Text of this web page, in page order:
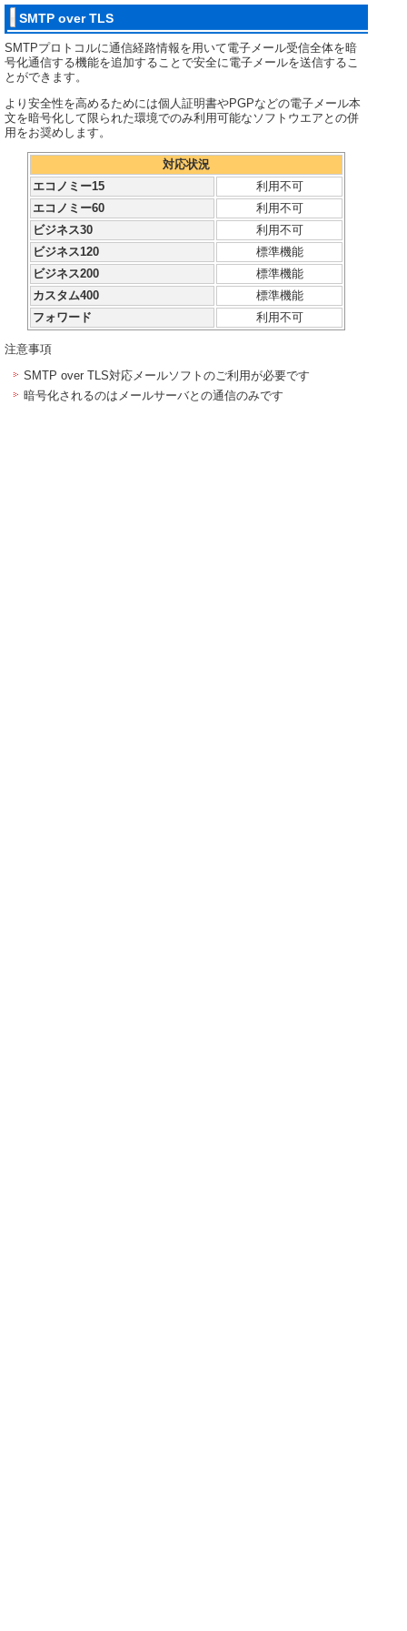
SMTP over TLS
SMTPプロトコルに通信経路情報を用いて電子メール受信全体を暗
号化通信する機能を追加することで安全に電子メールを送信するこ
とができます。
より安全性を高めるためには個人証明書やPGPなどの電子メール本
文を暗号化して限られた環境でのみ利用可能なソフトウエアとの併
用をお奨めします。
対応状況
エコノミー15
利用不可
エコノミー60
利用不可
ビジネス30
利用不可
ビジネス120
標準機能
ビジネス200
標準機能
カスタム400
標準機能
フォワード
利用不可
注意事項
SMTP over TLS対応メールソフトのご利用が必要です
暗号化されるのはメールサーバとの通信のみです